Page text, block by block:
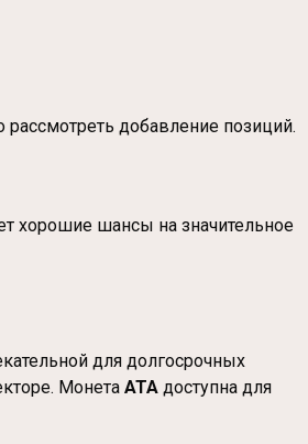
добавление позиций.
хорошие шансы на значительное
для долгосрочных
Монета ATA доступна для